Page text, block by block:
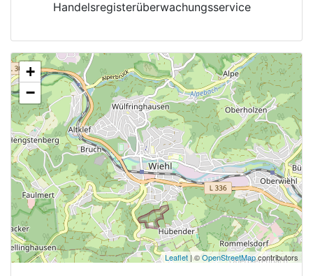
Handelsregisterüberwachungsservice
+
−
Leaflet | ©OpenStreetMapcontributors